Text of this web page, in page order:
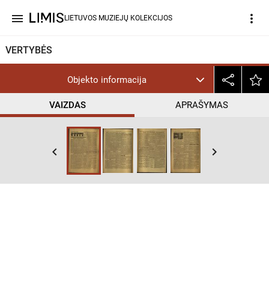
menu LIETUVOS MUZIEJŲ KOLEKCIJOS more_vert
VERTYBĖS
Objekto informacija
VAIZDAS APRAŠYMAS
keyboard_arrow_left keyboard_arrow_right